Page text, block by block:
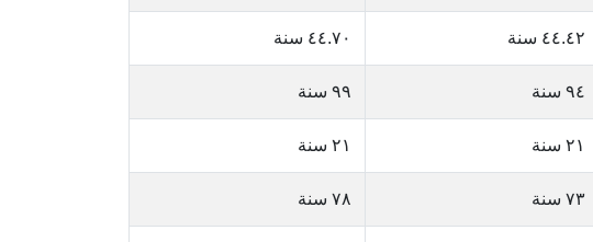
٤٤.٤٢ سنة ٤٤.٧٠ سنة
٩٤ سنة ٩٩ سنة
٢١ سنة ٢١ سنة
٧٣ سنة ٧٨ سنة